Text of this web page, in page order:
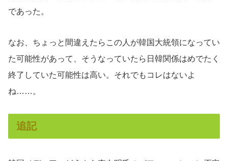
であった。
なお、ちょっと間違えたらこの人が韓国大統領になってい
た可能性があって、そうなっていたら日韓関係はめでたく
終了していた可能性は高い。それでもコレはないよ
ね……。
追記